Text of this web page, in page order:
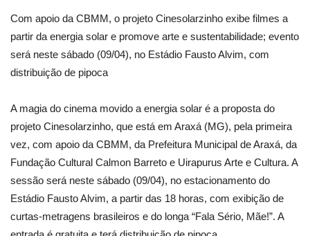
Com apoio da CBMM, o projeto Cinesolarzinho exibe filmes a
partir da energia solar e promove arte e sustentabilidade; evento
será neste sábado (09/04), no Estádio Fausto Alvim, com
distribuição de pipoca
A magia do cinema movido a energia solar é a proposta do
projeto Cinesolarzinho, que está em Araxá (MG), pela primeira
vez, com apoio da CBMM, da Prefeitura Municipal de Araxá, da
Fundação Cultural Calmon Barreto e Uirapurus Arte e Cultura. A
sessão será neste sábado (09/04), no estacionamento do
Estádio Fausto Alvim, a partir das 18 horas, com exibição de
curtas-metragens brasileiros e do longa “Fala Sério, Mãe!”. A